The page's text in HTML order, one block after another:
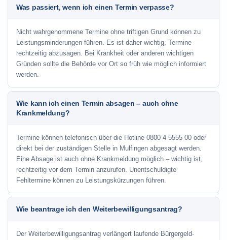
Was passiert, wenn ich einen Termin verpasse?
Nicht wahrgenommene Termine ohne triftigen Grund können zu
Leistungsminderungen führen. Es ist daher wichtig, Termine
rechtzeitig abzusagen. Bei Krankheit oder anderen wichtigen
Gründen sollte die Behörde vor Ort so früh wie möglich informiert
werden.
Wie kann ich einen Termin absagen – auch ohne
Krankmeldung?
Termine können telefonisch über die Hotline 0800 4 5555 00 oder
direkt bei der zuständigen Stelle in Mulfingen abgesagt werden.
Eine Absage ist auch ohne Krankmeldung möglich – wichtig ist,
rechtzeitig vor dem Termin anzurufen. Unentschuldigte
Fehltermine können zu Leistungskürzungen führen.
Wie beantrage ich den Weiterbewilligungsantrag?
Der Weiterbewilligungsantrag verlängert laufende Bürgergeld-